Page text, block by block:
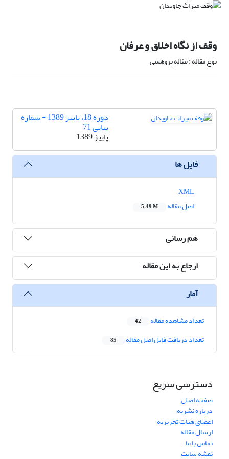
وقف از نگاه اخلاق و عرفان
نوع مقاله : مقاله پژوهشی
دوره 18، پاییز 1389 - شماره
پیاپی 71
پاییز 1389
فایل ها
اصل مقاله
5.49 M
هم رسانی
ارجاع به این مقاله
آمار
تعداد مشاهده مقاله 42
تعداد دریافت فایل اصل مقاله 85
دسترسی سریع
صفحه اصلی
درباره نشریه
اعضای هیات تحریریه
ارسال مقاله
تماس با ما
نقشه سایت